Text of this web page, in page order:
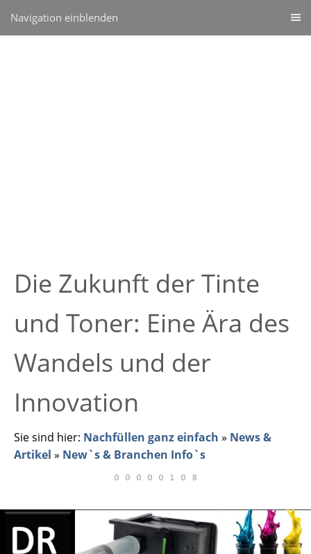
Navigation einblenden
Die Zukunft der Tinte
und Toner: Eine Ära des
Wandels und der
Innovation
Sie sind hier: Nachfüllen ganz einfach » News &
Artikel » New`s & Branchen Info`s